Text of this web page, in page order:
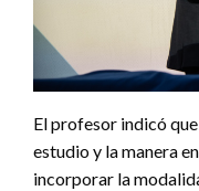
El profesor indicó
estudio y la manera
incorporar la